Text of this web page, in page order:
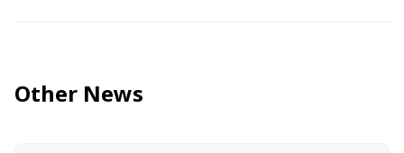
Other News